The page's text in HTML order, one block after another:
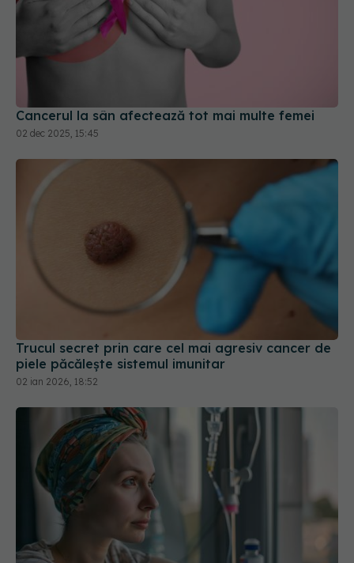
Cancerul la sân afectează tot mai multe femei
02 dec 2025, 15:45
Trucul secret prin care cel mai agresiv cancer de
piele păcălește sistemul imunitar
02 ian 2026, 18:52